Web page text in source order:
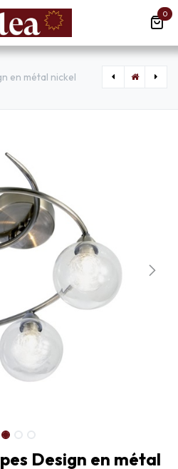
0
en métal nickel
Design en métal